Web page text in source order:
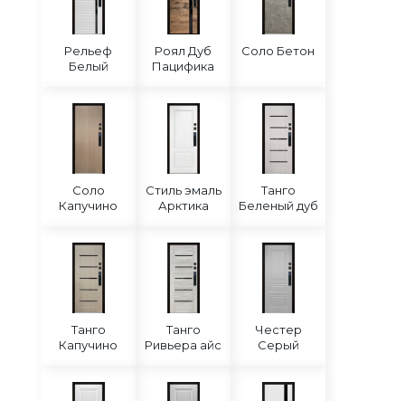
Рельеф
Белый
Роял Дуб
Пацифика
Соло Бетон
Соло
Капучино
Стиль эмаль
Арктика
Танго
Беленый дуб
Танго
Капучино
Танго
Ривьера айс
Честер
Серый